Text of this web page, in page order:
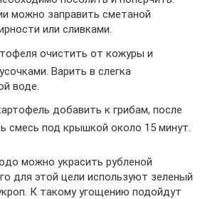
можно заправить сметаной
или сливками.
очистить от кожуры и
Варить в слегка
воде.
добавить к грибам, после
смесь под крышкой около 15 минут.
можно украсить рубленой
для этой цели используют зеленый
К такому угощению подойдут